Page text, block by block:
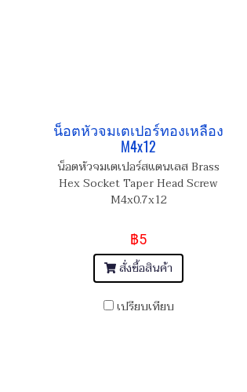
น็อตหัวจมเตเปอร์ทองเหลือง
M4x12
น็อตหัวจมเตเปอร์สแตนเลส Brass
Hex Socket Taper Head Screw
M4x0.7x12
฿5
สั่งซื้อสินค้า
เปรียบเทียบ